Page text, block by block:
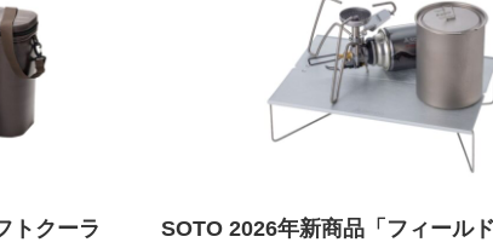
トクーラ
SOTO 2026年新商品「フィール